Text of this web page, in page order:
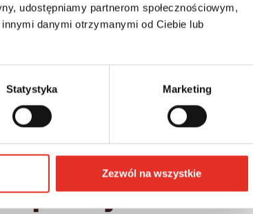
udostępniamy partnerom społecznościowym,
danymi otrzymanymi od Ciebie lub
Statystyka Marketing
Zezwól na wszystkie
Cena brutto: Leasing netto od:
2 386 zł
prostych krokach